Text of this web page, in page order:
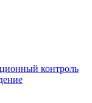
контроль